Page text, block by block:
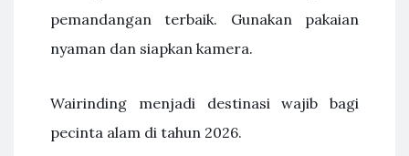
pemandangan terbaik. Gunakan pakaian
nyaman dan siapkan kamera.
Wairinding menjadi destinasi wajib bagi
pecinta alam di tahun 2026.